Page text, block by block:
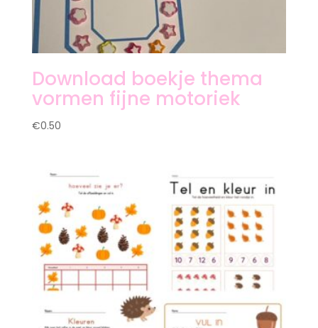
Download boekje thema
vormen fijne motoriek
€0.50